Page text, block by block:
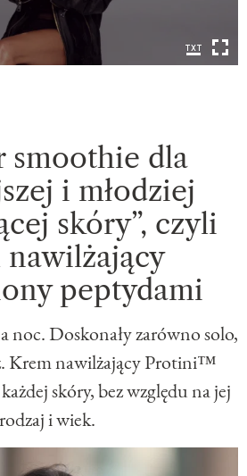
smoothie dla
i młodziej
skóry”, czyli
peptydami
noc. Doskonały zarówno solo,
Krem nawilżający Protini™
skóry, bez względu na jej
rodzaj i wiek.